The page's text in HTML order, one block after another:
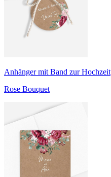
Anhänger mit Band zur Hochzeit
Rose Bouquet